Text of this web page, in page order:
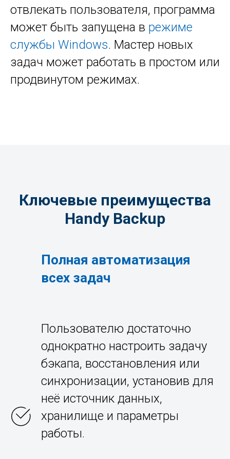
отвлекать пользователя, программа
может быть запущена в режиме
службы Windows. Мастер новых
задач может работать в простом или
продвинутом режимах.
Ключевые преимущества
Handy Backup
Полная автоматизация
всех задач
Пользователю достаточно
однократно настроить задачу
бэкапа, восстановления или
синхронизации, установив для
неё источник данных,
хранилище и параметры
работы.